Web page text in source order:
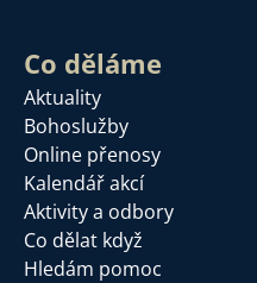
Co děláme
Aktuality
Bohoslužby
Online přenosy
Kalendář akcí
Aktivity a odbory
Co dělat když
Hledám pomoc